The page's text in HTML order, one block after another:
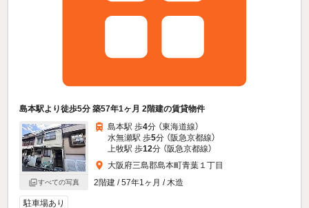
島本駅より徒歩5分 築57年1ヶ月 2階建の賃貸物件
すべての写真
島本駅 歩4分 （東海道線）
水無瀬駅 歩5分 （阪急京都線）
上牧駅 歩12分 （阪急京都線）
大阪府三島郡島本町青葉１丁目
2階建 / 57年1ヶ月 / 木造
駐車場あり